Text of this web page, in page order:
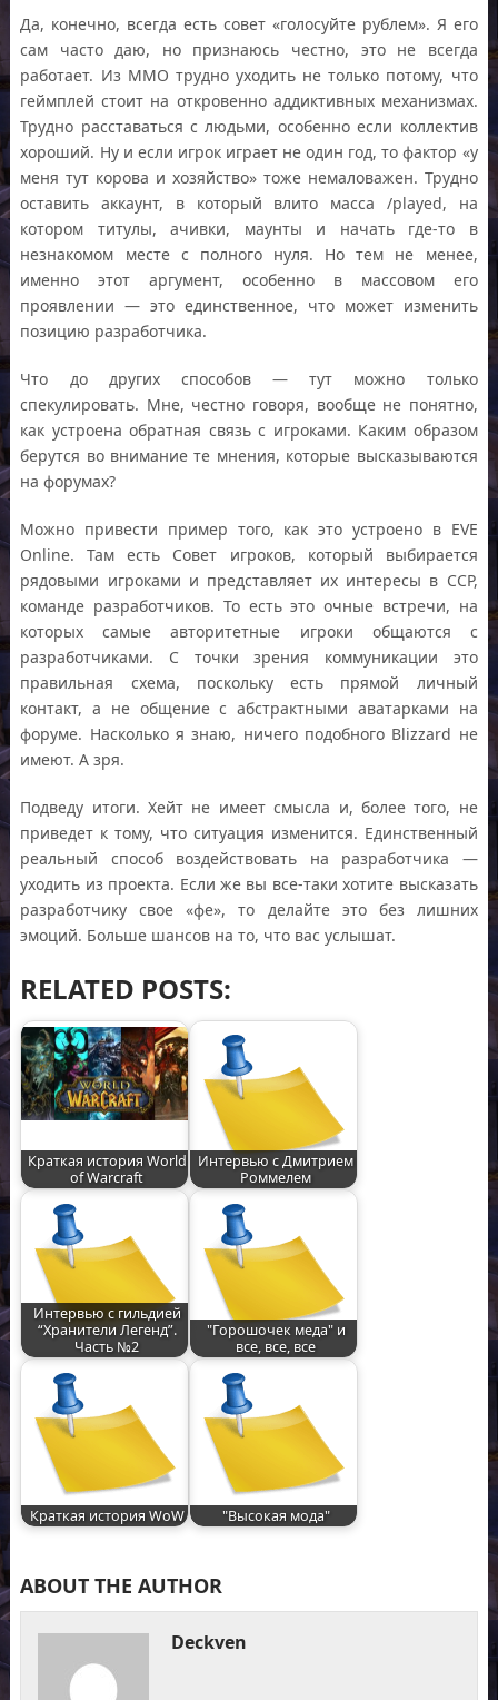
Да, конечно, всегда есть совет «голосуйте рублем». Я его
сам часто даю, но признаюсь честно, это не всегда
работает. Из ММО трудно уходить не только потому, что
геймплей стоит на откровенно аддиктивных механизмах.
Трудно расставаться с людьми, особенно если коллектив
хороший. Ну и если игрок играет не один год, то фактор «у
меня тут корова и хозяйство» тоже немаловажен. Трудно
оставить аккаунт, в который влито масса /played, на
котором титулы, ачивки, маунты и начать где-то в
незнакомом месте с полного нуля. Но тем не менее,
именно этот аргумент, особенно в массовом его
проявлении — это единственное, что может изменить
позицию разработчика.
Что до других способов — тут можно только
спекулировать. Мне, честно говоря, вообще не понятно,
как устроена обратная связь с игроками. Каким образом
берутся во внимание те мнения, которые высказываются
на форумах?
Можно привести пример того, как это устроено в EVE
Online. Там есть Совет игроков, который выбирается
рядовыми игроками и представляет их интересы в ССР,
команде разработчиков. То есть это очные встречи, на
которых самые авторитетные игроки общаются с
разработчиками. С точки зрения коммуникации это
правильная схема, поскольку есть прямой личный
контакт, а не общение с абстрактными аватарками на
форуме. Насколько я знаю, ничего подобного Blizzard не
имеют. А зря.
Подведу итоги. Хейт не имеет смысла и, более того, не
приведет к тому, что ситуация изменится. Единственный
реальный способ воздействовать на разработчика —
уходить из проекта. Если же вы все-таки хотите высказать
разработчику свое «фе», то делайте это без лишних
эмоций. Больше шансов на то, что вас услышат.
RELATED POSTS:
Краткая история World
of Warcraft
Интервью с Дмитрием
Роммелем
Интервью с гильдией
“Хранители Легенд”.
Часть №2
"Горошочек меда" и
все, все, все
Краткая история WoW "Высокая мода"
ABOUT THE AUTHOR
Deckven